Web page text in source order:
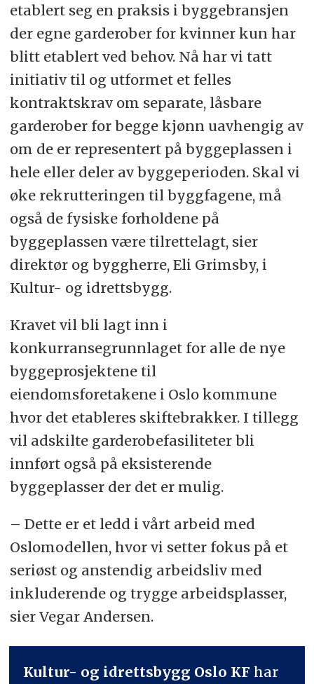
etablert seg en praksis i byggebransjen
der egne garderober for kvinner kun har
blitt etablert ved behov. Nå har vi tatt
initiativ til og utformet et felles
kontraktskrav om separate, låsbare
garderober for begge kjønn uavhengig av
om de er representert på byggeplassen i
hele eller deler av byggeperioden. Skal vi
øke rekrutteringen til byggfagene, må
også de fysiske forholdene på
byggeplassen være tilrettelagt, sier
direktør og byggherre, Eli Grimsby, i
Kultur- og idrettsbygg.
Kravet vil bli lagt inn i
konkurransegrunnlaget for alle de nye
byggeprosjektene til
eiendomsforetakene i Oslo kommune
hvor det etableres skiftebrakker. I tillegg
vil adskilte garderobefasiliteter bli
innført også på eksisterende
byggeplasser der det er mulig.
– Dette er et ledd i vårt arbeid med
Oslomodellen, hvor vi setter fokus på et
seriøst og anstendig arbeidsliv med
inkluderende og trygge arbeidsplasser,
sier Vegar Andersen.
Kultur- og idrettsbygg Oslo KF har